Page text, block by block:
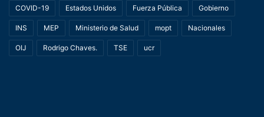
COVID-19 Estados Unidos Fuerza Pública Gobierno
INS MEP Ministerio de Salud mopt Nacionales
OIJ Rodrigo Chaves. TSE ucr